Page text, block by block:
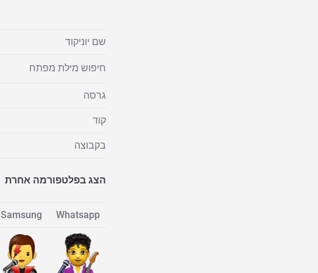
שם יוניקוד
חיפוש מילת מפתח
גרסה
קוד
בקבוצה
הצג בפלטפורמה אחרת
Samsung Whatsapp